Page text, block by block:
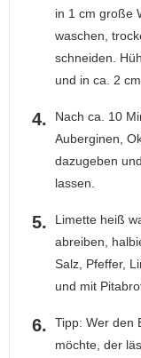
in 1 cm große
waschen,
schneiden.
und in ca. 2
Nach ca. 10
Auberginen,
dazugeben
lassen.
Limette heiß
abreiben,
Salz, Pfeffer,
und mit
Tipp: Wer den
möchte, der